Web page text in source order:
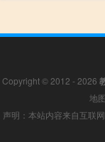
Copyright © 2012 - 2026
地图
声明：本站内容来自互联